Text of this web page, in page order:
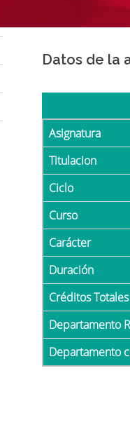
Datos de la
Asignatura
Titulacion
Ciclo
Curso
Carácter
Duración
Créditos Totales
Departamento
Departamento